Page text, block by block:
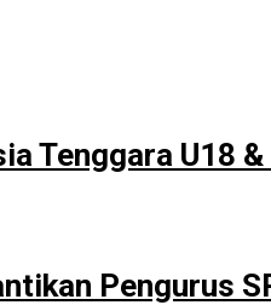
Tenggara U18
Pengurus